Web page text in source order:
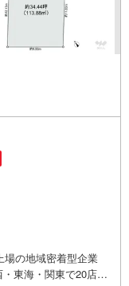
の地域密着型企業
東海・関東で20店舗